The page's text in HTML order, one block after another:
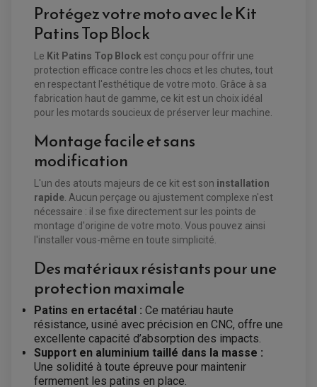
FREINAGE
ACCESSOIRE + VISSERIE FREINAGE
EQUIPEMENT ELECTRIQUE QUAD / SSV
ACCESSOIRES ELECTRIQUE QUAD / SSV
CHARGEUR DE BATTERIE QUAD / SSV
COMPTEUR QUAD / SSV
CONTACTEUR A CLÉ QUAD
DÉMARREUR
ECLAIRAGE LED / HALOGÈNE
STATOR ET REDRESSEUR / REGULATEUR
EQUIPEMENT FREINAGE QUAD / SSV
DISQUE DE FREIN QUAD / SSV
KIT DURITE DE FREIN QUAD
KIT REPARATION MAÎTRE CYLINDRE QUAD / SSV
PLAQUETTES DE FREIN QUAD / SSV
HUILE ET PRODUIT D'ENTRETIEN QUAD
HUILE POUR QUAD
PRODUIT D'ENTRETIEN QUAD
PNEUMATIQUE
CHAMBRE À AIR
EQUIPEMENT FREINAGE MOTO CROSS ET
ENDURO
ACCESSOIRES FREINAGE
Protégez votre moto avec le Kit
Patins Top Block
Le Kit Patins Top Block est conçu pour offrir une
protection efficace contre les chocs et les chutes, tout
en respectant l'esthétique de votre moto. Grâce à sa
fabrication haut de gamme, ce kit est un choix idéal
pour les motards soucieux de préserver leur machine.
Montage facile et sans
modification
L'un des atouts majeurs de ce kit est son installation
rapide . Aucun perçage ou ajustement complexe n'est
nécessaire : il se fixe directement sur les points de
montage d'origine de votre moto. Vous pouvez ainsi
l'installer vous-même en toute simplicité.
Des matériaux résistants pour une
protection maximale
Patins en ertacétal : Ce matériau haute
résistance, usiné avec précision en CNC, offre une
excellente capacité d’absorption des impacts.
Support en aluminium taillé dans la masse :
Une solidité à toute épreuve pour maintenir
fermement les patins en place.